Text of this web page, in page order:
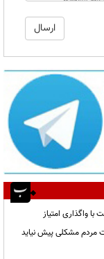
واگذاری امتیاز
مردم مشکلی پیش نیاید